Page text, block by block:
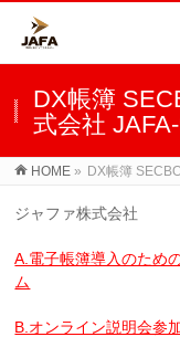
DX帳簿
式会社
HOME » DX帳簿
ジャファ株式会社
A.電子帳簿導入のため
ム
B.オンライン説明会参